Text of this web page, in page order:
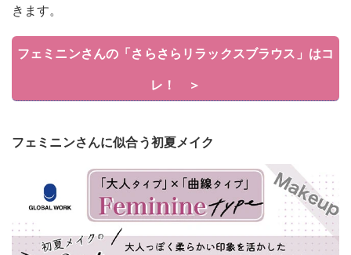
きます。
フェミニンさんの「さらさらリラックスブラウス」はコ
レ！ ＞
フェミニンさんに似合う初夏メイク